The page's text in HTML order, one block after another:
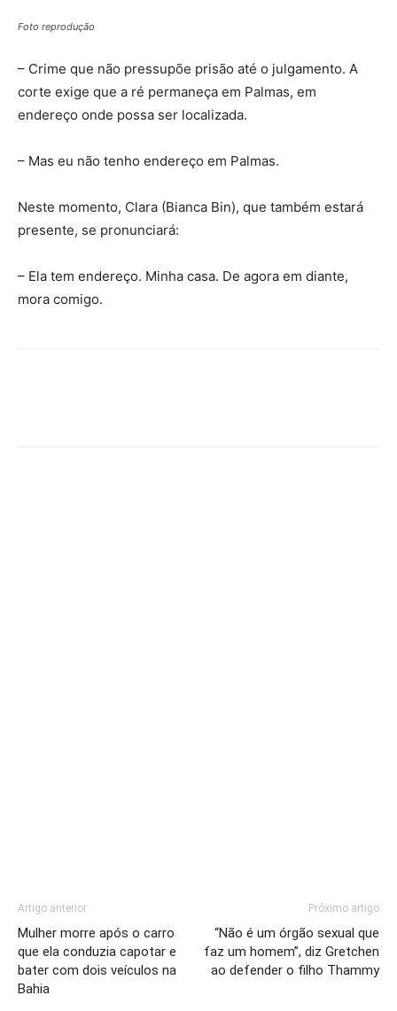
Foto reprodução
– Crime que não pressupõe prisão até o julgamento. A
corte exige que a ré permaneça em Palmas, em
endereço onde possa ser localizada.
– Mas eu não tenho endereço em Palmas.
Neste momento, Clara (Bianca Bin), que também estará
presente, se pronunciará:
– Ela tem endereço. Minha casa. De agora em diante,
mora comigo.
Artigo anterior
Mulher morre após o carro
que ela conduzia capotar e
bater com dois veículos na
Bahia
Próximo artigo
“Não é um órgão sexual que
faz um homem”, diz Gretchen
ao defender o filho Thammy